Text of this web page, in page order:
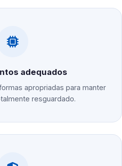
adequados
apropriadas para manter
resguardado.